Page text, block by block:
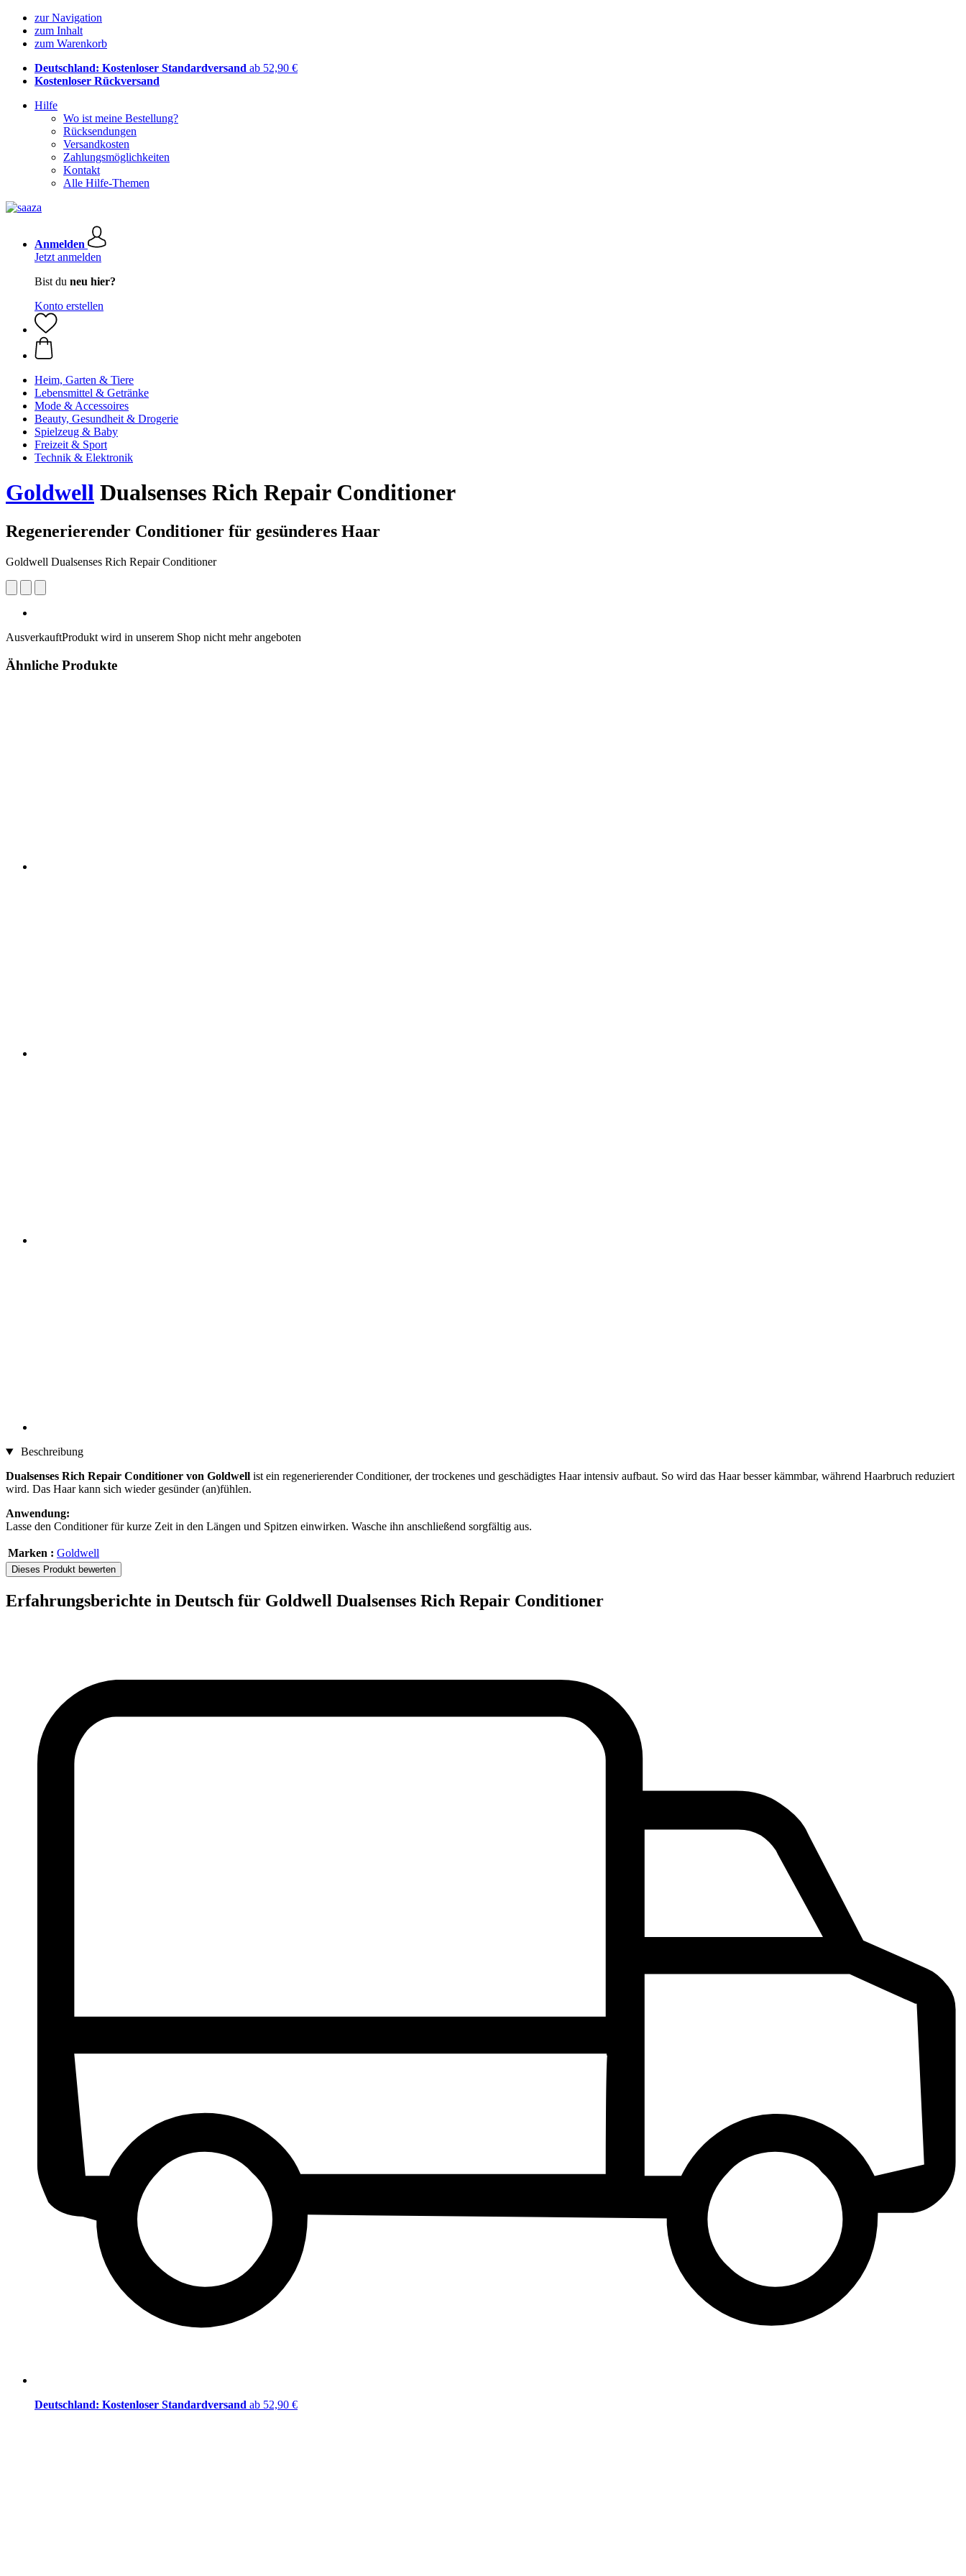
zur Navigation
zum Inhalt
zum Warenkorb
Deutschland: Kostenloser Standardversand ab 52,90 €
Kostenloser Rückversand
Hilfe
Wo ist meine Bestellung?
Rücksendungen
Versandkosten
Zahlungsmöglichkeiten
Kontakt
Alle Hilfe-Themen
Anmelden
Jetzt anmelden
Bist du neu hier?
Konto erstellen
Heim, Garten & Tiere
Lebensmittel & Getränke
Mode & Accessoires
Beauty, Gesundheit & Drogerie
Spielzeug & Baby
Freizeit & Sport
Technik & Elektronik
Goldwell Dualsenses Rich Repair Conditioner
Regenerierender Conditioner für gesünderes Haar
Goldwell Dualsenses Rich Repair Conditioner
AusverkauftProdukt wird in unserem Shop nicht mehr angeboten
Ähnliche Produkte
Beschreibung
Dualsenses Rich Repair Conditioner von Goldwell ist ein regenerierender Conditioner, der trockenes und geschädigtes Haar intensiv aufbaut. So wird das Haar besser kämmbar, während Haarbruch reduziert
wird. Das Haar kann sich wieder gesünder (an)fühlen.
Anwendung:
Lasse den Conditioner für kurze Zeit in den Längen und Spitzen einwirken. Wasche ihn anschließend sorgfältig aus.
Marken : Goldwell
Dieses Produkt bewerten
Erfahrungsberichte in Deutsch für Goldwell Dualsenses Rich Repair Conditioner
Deutschland: Kostenloser Standardversand ab 52,90 €